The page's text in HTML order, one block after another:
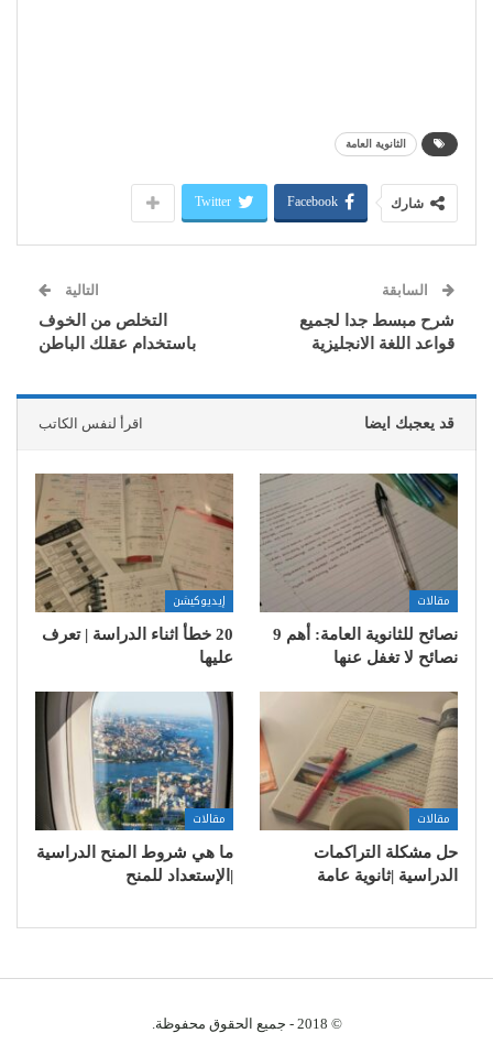
الثانوية العامة
شارك Facebook
Twitter
السابقة
شرح مبسط جدا لجميع
قواعد اللغة الانجليزية
التالية
التخلص من الخوف
باستخدام عقلك الباطن
قد يعجبك ايضا اقرأ لنفس الكاتب
مقالات
نصائح للثانوية العامة: أهم 9
نصائح لا تغفل عنها
إيديوكيشن
20 خطأ اثناء الدراسة | تعرف
عليها
مقالات
حل مشكلة التراكمات
الدراسية |ثانوية عامة
مقالات
ما هي شروط المنح الدراسية
|الإستعداد للمنح
© 2018 - جميع الحقوق محفوظة.